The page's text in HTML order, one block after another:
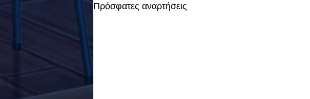
Πρόσφατες αναρτήσεις